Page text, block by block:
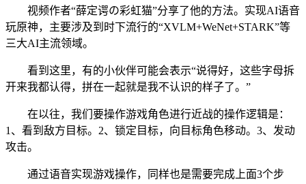
视频作者“薛定谔の彩虹猫”分享了他的方法。实现AI语音
玩原神，主要涉及到时下流行的“XVLM+WeNet+STARK”等
三大AI主流领域。
看到这里，有的小伙伴可能会表示“说得好，这些字母拆
开来我都认得，拼在一起就是我不认识的样子了。”
在以往，我们要操作游戏角色进行近战的操作逻辑是：
1、看到敌方目标。2、锁定目标，向目标角色移动。3、发动
攻击。
通过语音实现游戏操作，同样也是需要完成上面3个步